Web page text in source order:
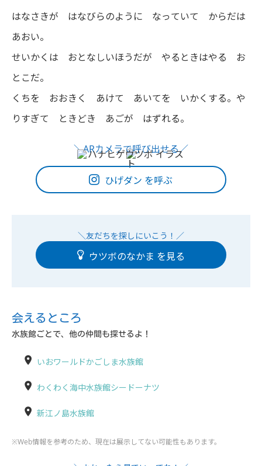
はなさきが はなびらのように なっていて からだは
あおい。
せいかくは おとなしいほうだが やるときはやる お
とこだ。
くちを おおきく あけて あいてを いかくする。や
りすぎて ときどき あごが はずれる。
ひげダン を呼ぶ
ウツボのなかま
会えるところ
水族館ごとで、他の仲間も探せるよ！
いおワールドかごしま水族館
わくわく海中水族館シードーナツ
新江ノ島水族館
※Web情報を参考のため、現在は展示してない可能性もあります。